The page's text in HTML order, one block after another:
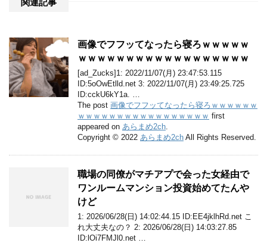
画像でフフッてなったら寝ろｗｗｗｗｗ
ｗｗｗｗｗｗｗｗｗｗｗｗｗｗｗｗｗｗ
[ad_Zucks]1: 2022/11/07(月) 23:47:53.115
ID:5oOwEtlld.net 3: 2022/11/07(月) 23:49:25.725
ID:cckU6kY1a. …
The post 画像でフフッてなったら寝ろｗｗｗｗｗｗ
ｗｗｗｗｗｗｗｗｗｗｗｗｗｗｗｗｗ first
appeared on あらまめ2ch
Copyright © 2022 あらまめ2ch All Rights Reserved.
職場の同僚がマチアプで会った女経由で
ワンルームマンション投資始めてたんや
けど
1: 2026/06/28(日) 14:02:44.15 ID:EE4jklhRd.net こ
れ大丈夫なの？ 2: 2026/06/28(日) 14:03:27.85
ID:lOi7FMJl0.net …